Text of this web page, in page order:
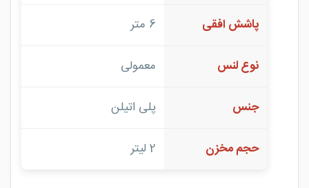
پاشش افقی 6 متر
نوع لنس معمولی
جنس پلی اتیلن
حجم مخزن 2 لیتر